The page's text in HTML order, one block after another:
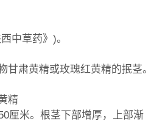
中草药》)。
甘肃黄精或玫瑰红黄精的抿茎。
精
厘米。根茎下部增厚，上部渐